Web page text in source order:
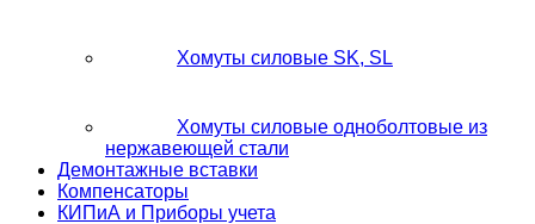
Хомуты силовые SK, SL
Хомуты силовые одноболтовые из
нержавеющей стали
Демонтажные вставки
Компенсаторы
КИПиА и Приборы учета